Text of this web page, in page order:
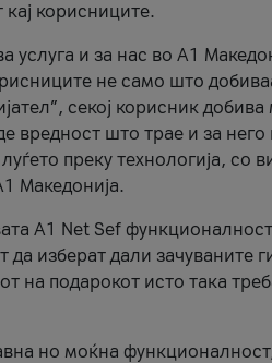
корисниците.
услуга и за нас во А1
не само што
секој корисник
вредност што трае и за него
преку технологија, со
Македонија.
А1 Net Sef
изберат дали зачуваните
на подарокот исто така
но моќна